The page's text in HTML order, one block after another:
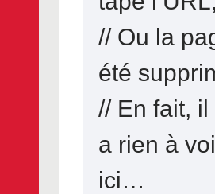
// Ou la
été
// En fait, il
a rien à
ici…